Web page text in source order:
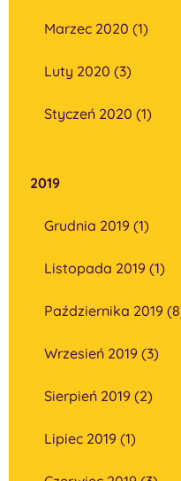
Marzec 2020 (1)
Luty 2020 (3)
Styczeń 2020 (1)
2019
Grudnia 2019 (1)
Listopada 2019 (1)
Października 2019
Wrzesień 2019 (3)
Sierpień 2019 (2)
Lipiec 2019 (1)